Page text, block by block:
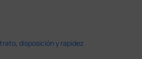
disposición y rapidez